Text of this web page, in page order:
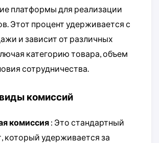
платформы для реализации
Этот процент удерживается с
и зависит от различных
категорию товара, объем
сотрудничества.
комиссий
комиссия : Это стандартный
который удерживается за